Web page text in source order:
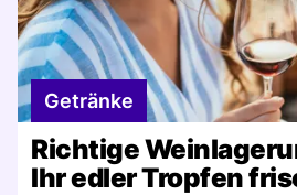
Getränke
Richtige
Ihr edler Tropfen